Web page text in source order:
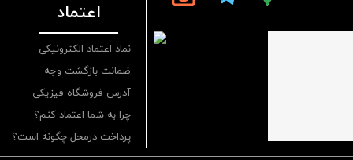
اعتماد
نماد اعتماد الکترونیکی
ضمانت بازگشت وجه
آدرس فروشگاه فیزیکی
چرا به شما اعتماد کنم؟
پرداخت درمحل چگونه است؟